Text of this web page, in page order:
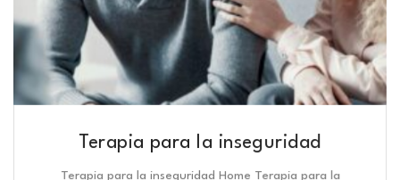
Terapia para la inseguridad
Terapia para la inseguridad Home Terapia para la